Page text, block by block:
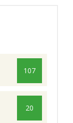
107
20